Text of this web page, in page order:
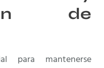
de
para mantenerse